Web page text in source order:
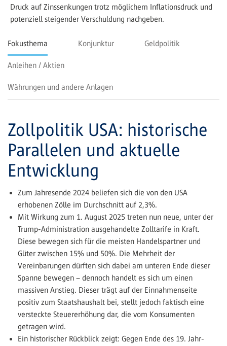
Druck auf Zinssenkungen trotz möglichem Infla­tionsdruck und
potenziell steigender Verschuldung nachgeben.
Fokusthema Konjunktur Geldpolitik
Anleihen / Aktien
Währungen und andere Anlagen
Zollpolitik USA: historische
Parallelen und aktuelle
Entwicklung
Zum Jahresende 2024 beliefen sich die von den USA
erhobenen Zölle im Durchschnitt auf 2,3%.
Mit Wirkung zum 1. August 2025 treten nun neue, unter der
Trump-­Administration ausgehandelte Zolltarife in Kraft.
Diese bewegen sich für die meisten Handelspartner und
Güter zwischen 15% und 50%. Die Mehrheit der
Vereinbarungen dürften sich dabei am unteren Ende dieser
Spanne bewegen – dennoch handelt es sich um einen
massiven Anstieg. Dieser trägt auf der Einnahmenseite
positiv zum Staatshaushalt bei, stellt jedoch faktisch eine
versteckte Steuererhöhung dar, die vom Konsumenten
getragen wird.
Ein historischer Rückblick zeigt: Gegen Ende des 19. Jahr­